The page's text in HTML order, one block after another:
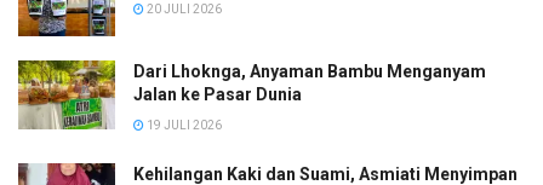
20 JULI 2026
Dari Lhoknga, Anyaman Bambu Menganyam
Jalan ke Pasar Dunia
19 JULI 2026
Kehilangan Kaki dan Suami, Asmiati Menyimpan